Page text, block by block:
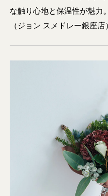
な触り心地と保温性が魅力
（ジョン スメドレー銀座店